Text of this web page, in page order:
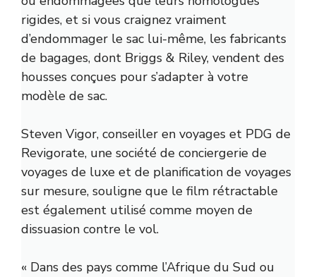
rigides, et si vous craignez vraiment
d’endommager le sac lui-même, les fabricants
de bagages, dont Briggs & Riley, vendent des
housses conçues pour s’adapter à votre
modèle de sac.
Steven Vigor, conseiller en voyages et PDG de
Revigorate, une société de conciergerie de
voyages de luxe et de planification de voyages
sur mesure, souligne que le film rétractable
est également utilisé comme moyen de
dissuasion contre le vol.
« Dans des pays comme l’Afrique du Sud ou